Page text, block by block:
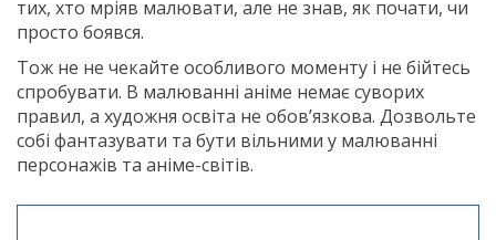
тих, хто мріяв малювати, але не знав, як почати, чи
просто боявся.
Тож не не чекайте особливого моменту і не бійтесь
спробувати. В малюванні аніме немає суворих
правил, а художня освіта не обов’язкова. Дозвольте
собі фантазувати та бути вільними у малюванні
персонажів та аніме-світів.